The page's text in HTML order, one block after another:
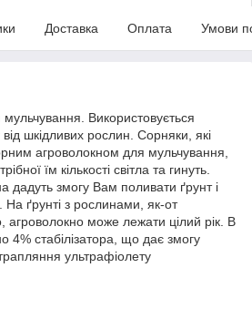
Доставка Оплата Умови
Використовується
шкідливих рослин. Сорняки, які
агроволокном для мульчування,
їм кількості світла та гинуть.
дадуть змогу Вам поливати ґрунт і
На ґрунті з рослинами, як-от
може лежати цілий рік. В
4% стабілізатора, що дає змогу
ультрафіолету